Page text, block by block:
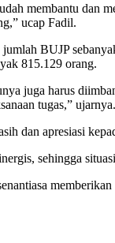
membantu dan
ucap Fadil.
BUJP
815.129 orang.
juga harus
tugas,” ujarnya.
dan apresiasi
sehingga